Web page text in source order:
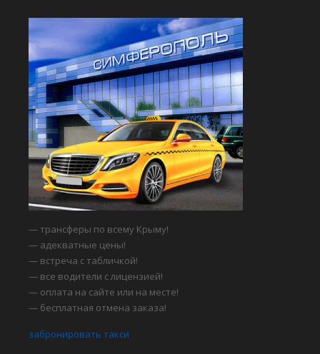
— трансферы по всему Крыму!
— адекватные цены!
— встреча с табличкой!
— все водители с лицензией!
— оплата на сайте или на месте!
— бесплатная отмена заказа!
забронировать такси